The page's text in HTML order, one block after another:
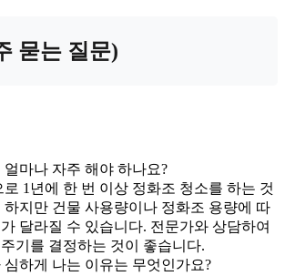
묻는 질문)
마나 자주 해야 하나요?
1년에 한 번 이상 정화조 청소를 하는 것
하지만 건물 사용량이나 정화조 용량에 따
달라질 수 있습니다. 전문가와 상담하여
기를 결정하는 것이 좋습니다.
심하게 나는 이유는 무엇인가요?